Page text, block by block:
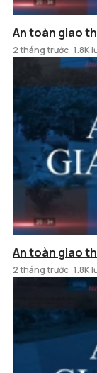
An toàn giao
2 tháng trước 1.8K
An toàn giao
2 tháng trước 1.8K